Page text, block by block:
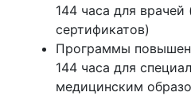
144 часа для врачей
сертификатов)
Программы
144 часа для
медицинским